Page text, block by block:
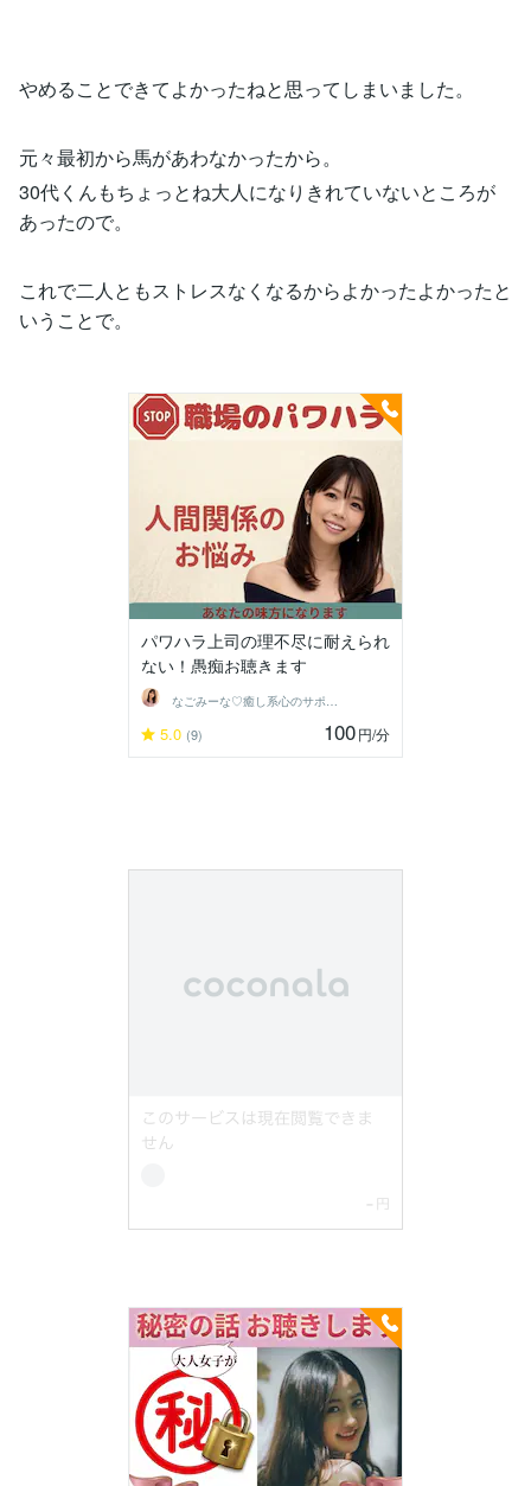
やめることできてよかったねと思ってしまいました。
元々最初から馬があわなかったから。
30代くんもちょっとね大人になりきれていないところが
あったので。
これで二人ともストレスなくなるからよかったよかったと
いうことで。
パワハラ上司の理不尽に耐えられ
ない！愚痴お聴きます
なごみーな♡癒し系心のサポーター
5.0 (9) 100円/分